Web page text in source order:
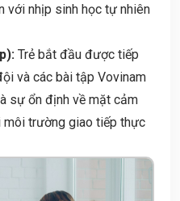
với nhịp sinh học tự nhiên
Trẻ bắt đầu được tiếp
và các bài tập Vovinam
sự ổn định về mặt cảm
môi trường giao tiếp thực